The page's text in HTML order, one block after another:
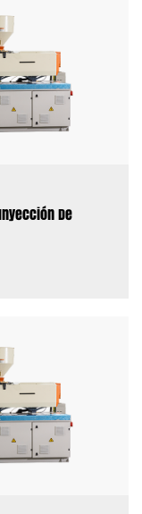
De